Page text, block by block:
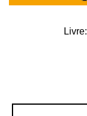
Livre: